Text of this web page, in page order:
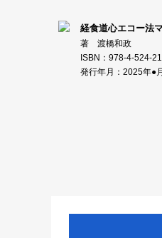
経食道心エコー法
著 渡橋和政
ISBN：978-4-524-
発行年月：2025年●